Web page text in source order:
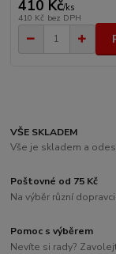
410 Kč/ks
410 Kč bez DPH
VŠE SKLADEM
Vše je skladem a
Poštovné od 75 Kč
Na výběr různí
Pomoc s výběrem
Nevíte si rady?